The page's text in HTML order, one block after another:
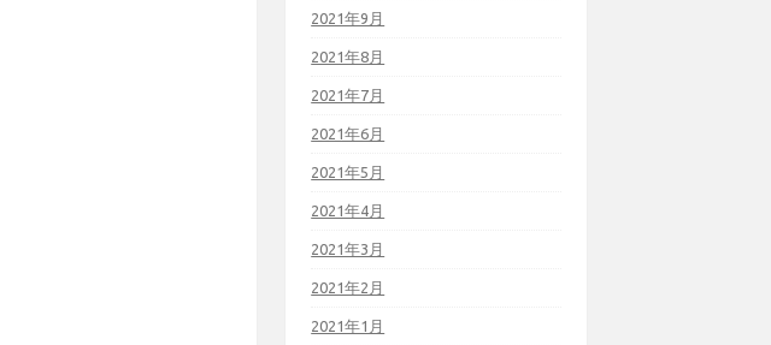
2021年9月
2021年8月
2021年7月
2021年6月
2021年5月
2021年4月
2021年3月
2021年2月
2021年1月